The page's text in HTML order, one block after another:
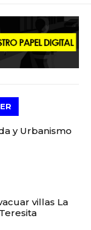
y Urbanismo
villas La